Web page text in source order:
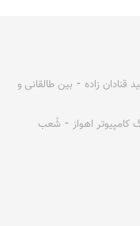
قنادان زاده ⁃ بین طالقانی و
کامپیوتر اهواز ⁃ شُعب